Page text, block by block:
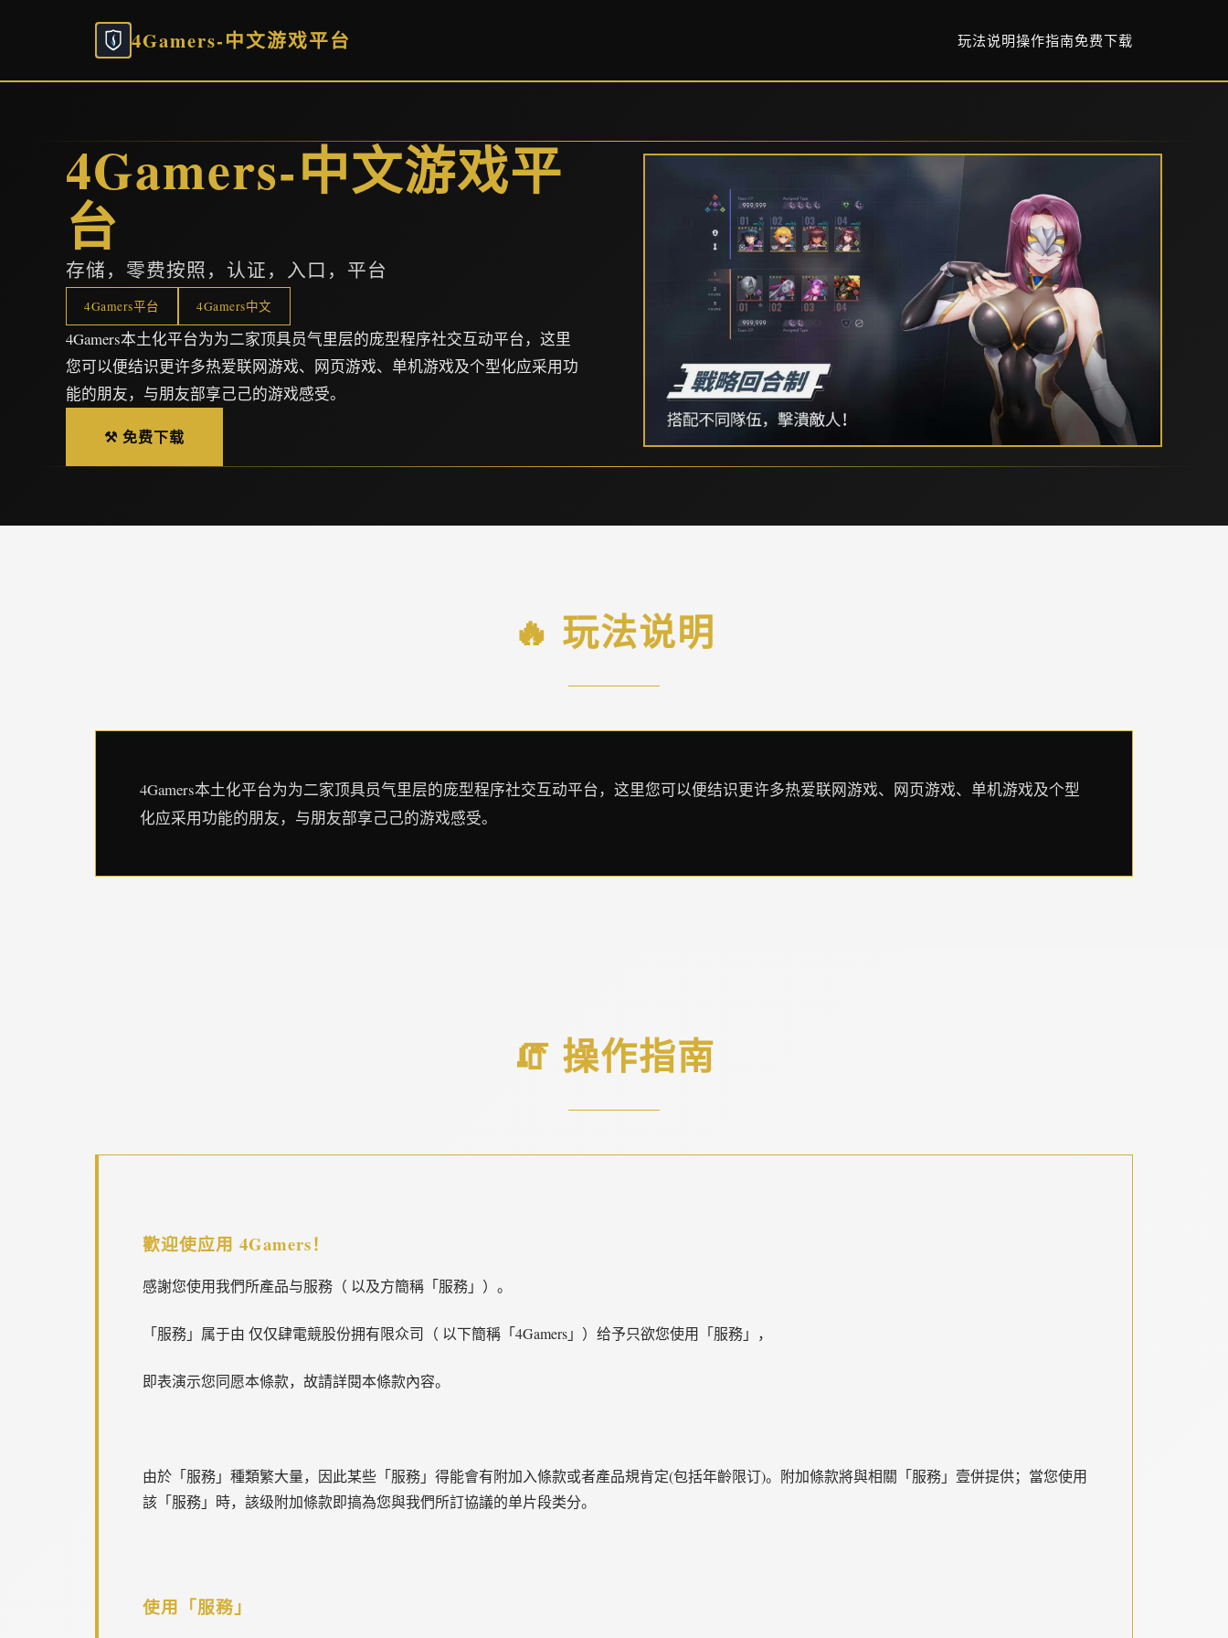
4Gamers-中文游戏平台 玩法说明操作指南免费下载
4Gamers-中文游戏平
台
存储，零费按照，认证，入口，平台
4Gamers平台 4Gamers中文
4Gamers本土化平台为为二家顶具员气里层的庞型程序社交互动平台，这里
您可以便结识更许多热爱联网游戏、网页游戏、单机游戏及个型化应采用功
能的朋友，与朋友部享己己的游戏感受。
⚒️ 免费下载
🔥 玩法说明
4Gamers本土化平台为为二家顶具员气里层的庞型程序社交互动平台，这里您可以便结识更许多热爱联网游戏、网页游戏、单机游戏及个型
化应采用功能的朋友，与朋友部享己己的游戏感受。
🧯 操作指南
歡迎使应用 4Gamers！
感謝您使用我們所產品与服務（ 以及方簡稱「服務」）。
「服務」属于由 仅仅肆電競股份拥有限众司（ 以下簡稱「4Gamers」）给予只欲您使用「服務」，
即表演示您同愿本條款，故請詳閱本條款內容。
由於「服務」種類繁大量，因此某些「服務」得能會有附加入條款或者產品規肯定(包括年齡限订)。附加條款將與相關「服務」壹併提供；當您使用
該「服務」時，該级附加條款即搞為您與我們所訂協議的单片段类分。
使用「服務」